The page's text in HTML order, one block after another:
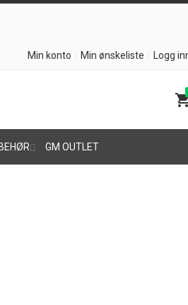
Min konto Min ønskeliste Logg
GM OUTLET